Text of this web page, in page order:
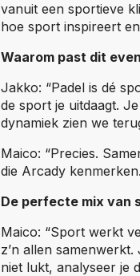
vanuit een sportieve
hoe sport inspireert
Waarom past dit
Jakko: “Padel is dé
de sport je uitdaagt.
dynamiek zien we
Maico: “Precies.
die Arcady kenmerken.
De perfecte mix van
Maico: “Sport werkt
z’n allen
niet lukt, analyseer je